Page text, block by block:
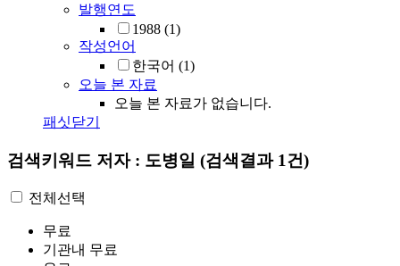
발행연도
1988 (1)
작성언어
한국어 (1)
오늘 본 자료
오늘 본 자료가 없습니다.
패싯닫기
검색키워드 저자 : 도병일 (검색결과 1건)
전체선택
무료
기관내 무료